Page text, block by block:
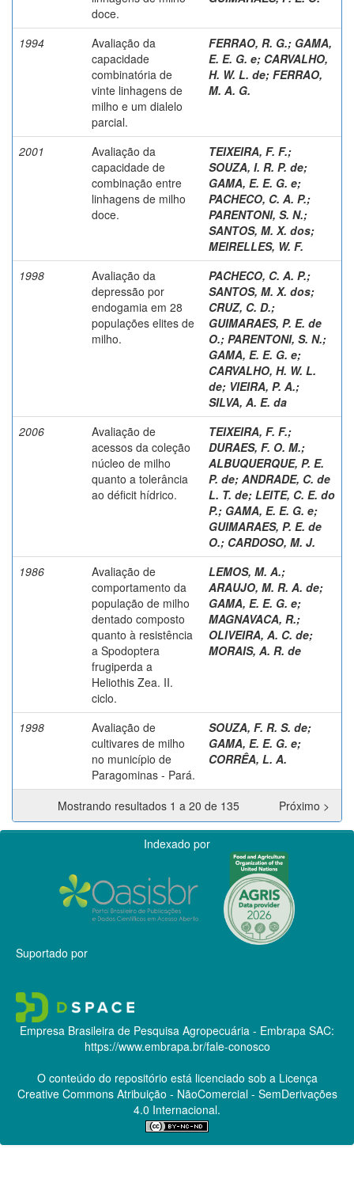
doce.
1994
Avaliação da
capacidade
combinatória de
vinte linhagens de
milho e um dialelo
parcial.
FERRAO, R. G.; GAMA,
E. E. G. e; CARVALHO,
H. W. L. de; FERRAO,
M. A. G.
2001
Avaliação da
capacidade de
combinação entre
linhagens de milho
doce.
TEIXEIRA, F. F.;
SOUZA, I. R. P. de;
GAMA, E. E. G. e;
PACHECO, C. A. P.;
PARENTONI, S. N.;
SANTOS, M. X. dos;
MEIRELLES, W. F.
1998
Avaliação da
depressão por
endogamia em 28
populações elites de
milho.
PACHECO, C. A. P.;
SANTOS, M. X. dos;
CRUZ, C. D.;
GUIMARAES, P. E. de
O.; PARENTONI, S. N.;
GAMA, E. E. G. e;
CARVALHO, H. W. L.
de; VIEIRA, P. A.;
SILVA, A. E. da
2006
Avaliação de
acessos da coleção
núcleo de milho
quanto a tolerância
ao déficit hídrico.
TEIXEIRA, F. F.;
DURAES, F. O. M.;
ALBUQUERQUE, P. E.
P. de; ANDRADE, C. de
L. T. de; LEITE, C. E. do
P.; GAMA, E. E. G. e;
GUIMARAES, P. E. de
O.; CARDOSO, M. J.
1986
Avaliação de
comportamento da
população de milho
dentado composto
quanto à resistência
a Spodoptera
frugiperda a
Heliothis Zea. II.
ciclo.
LEMOS, M. A.;
ARAUJO, M. R. A. de;
GAMA, E. E. G. e;
MAGNAVACA, R.;
OLIVEIRA, A. C. de;
MORAIS, A. R. de
1998
Avaliação de
cultivares de milho
no município de
Paragominas - Pará.
SOUZA, F. R. S. de;
GAMA, E. E. G. e;
CORRÊA, L. A.
Mostrando resultados 1 a 20 de 135 Próximo >
Indexado por
Suportado por
Empresa Brasileira de Pesquisa Agropecuária - Embrapa SAC:
https://www.embrapa.br/fale-conosco
O conteúdo do repositório está licenciado sob a Licença
Creative CommonsAtribuição - NãoComercial - SemDerivações
4.0 Internacional.